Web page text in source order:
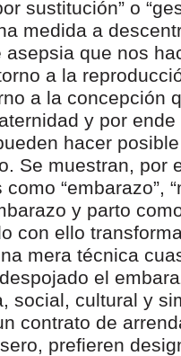
sustitución” o
medida a
que nos
a la
a la concepción
y por
hacer
Se muestran, por
“embarazo”,
y parto
con ello
mera técnica
el
social, cultural y
contrato de
prefieren